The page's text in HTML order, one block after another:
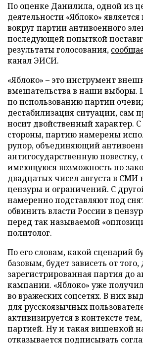
По оценке Данилила, одной из
деятельности «Яблоко»
вокруг партии антивоенного
последующей попыткой
результаты голосования,
канал ЭИСИ.
«Яблоко» – это инструмент
вмешательства в наши выборы.
по использованию партии
дестабилизация ситуации, сам
носит двойственный характер.
стороны, партию намерены
рупор, объединяющий
антигосударственную повестку,
имеющуюся возможность по
двадцатых чисел августа в СМИ
цензуры и ограничений. С
намеренно подставляют под
обвинить власти России в
перед так называемой
политолог.
По его словам, какой сценарий
базовым, будет зависеть от
зарегистрированная партия до
кампании. «Яблоко» уже
во вражеских соцсетях. В них
для русскоязычных
активизируется в контексте
партией. Ну и такая вишенкой
отказывается подписывать